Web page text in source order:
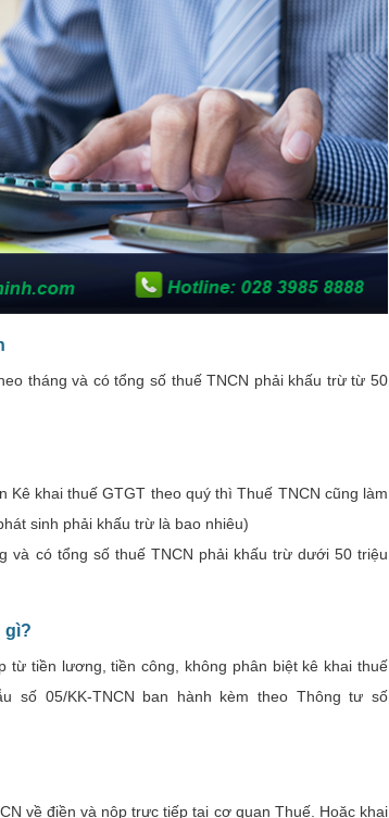
tháng và có tổng số thuế TNCN phải khấu trừ từ 50
Kê khai thuế GTGT theo quý thì Thuế TNCN cũng làm
sinh phải khấu trừ là bao nhiêu)
và có tổng số thuế TNCN phải khấu trừ dưới 50 triệu
gì?
tiền lương, tiền công, không phân biệt kê khai thuế
05/KK-TNCN ban hành kèm theo Thông tư số
về điền và nộp trực tiếp tại cơ quan Thuế. Hoặc khai